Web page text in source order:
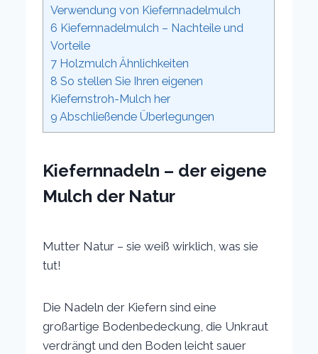
Verwendung von Kiefernnadelmulch
6 Kiefernnadelmulch – Nachteile und
Vorteile
7 Holzmulch Ähnlichkeiten
8 So stellen Sie Ihren eigenen
Kiefernstroh-Mulch her
9 Abschließende Überlegungen
Kiefernnadeln – der eigene
Mulch der Natur
Mutter Natur – sie weiß wirklich, was sie
tut!
Die Nadeln der Kiefern sind eine
großartige Bodenbedeckung, die Unkraut
verdrängt und den Boden leicht sauer